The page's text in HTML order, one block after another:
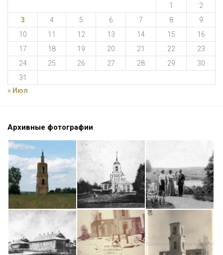
1
2
3
4 5 6 7 8
9
10
11 12 13 14 15
16
17
18 19 20 21 22
23
24
25 26 27 28 29
30
31
« Июл
Архивные фотографии